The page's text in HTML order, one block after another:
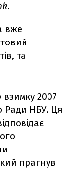
.
вже
та
взимку 2007
Ради НБУ. Ця
прагнув